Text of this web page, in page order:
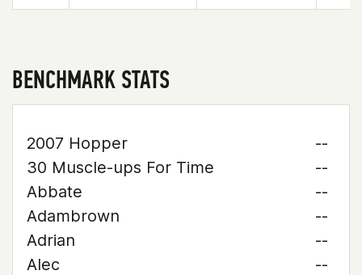
BENCHMARK STATS
2007 Hopper
--
30 Muscle-ups For Time
--
Abbate
--
Adambrown
--
Adrian
--
Alec
--